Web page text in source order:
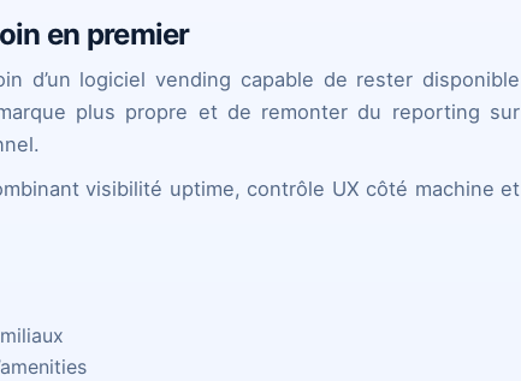
en premier
d’un logiciel vending capable de rester disponible
plus propre et de remonter du reporting sur
visibilité uptime, contrôle UX côté machine et